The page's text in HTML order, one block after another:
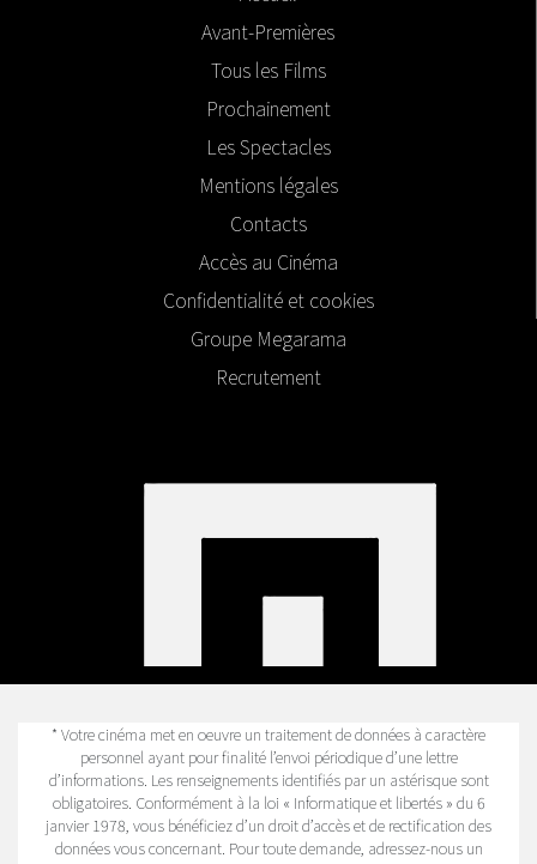
Avant-Premières
Tous les Films
Prochainement
Les Spectacles
Mentions légales
Contacts
Accès au Cinéma
Confidentialité et cookies
Groupe Megarama
Recrutement
* Votre cinéma met en oeuvre un traitement de données à caractère
personnel ayant pour finalité l’envoi périodique d’une lettre
d’informations. Les renseignements identifiés par un astérisque sont
obligatoires. Conformément à la loi « Informatique et libertés » du 6
janvier 1978, vous bénéficiez d’un droit d’accès et de rectification des
données vous concernant. Pour toute demande, adressez-nous un